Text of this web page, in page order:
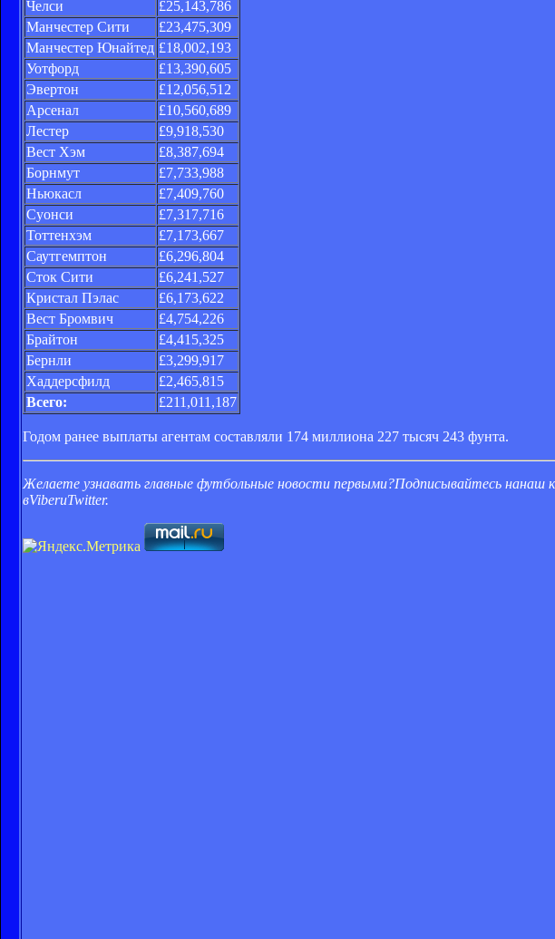
Челси
£25,143,786
Манчестер Сити
£23,475,309
Манчестер Юнайтед £18,002,193
Уотфорд
£13,390,605
Эвертон
£12,056,512
Арсенал
£10,560,689
Лестер
£9,918,530
Вест Хэм
£8,387,694
Борнмут
£7,733,988
Ньюкасл
£7,409,760
Суонси
£7,317,716
Тоттенхэм
£7,173,667
Саутгемптон
£6,296,804
Сток Сити
£6,241,527
Кристал Пэлас
£6,173,622
Вест Бромвич
£4,754,226
Брайтон
£4,415,325
Бернли
£3,299,917
Хаддерсфилд
£2,465,815
Всего:
£211,011,187
Годом ранее выплаты агентам составляли 174 миллиона 227 тысяч 243 фунта.
Желаете узнавать главные футбольные новости первыми?Подписывайтесь нанаш
вViberиTwitter.